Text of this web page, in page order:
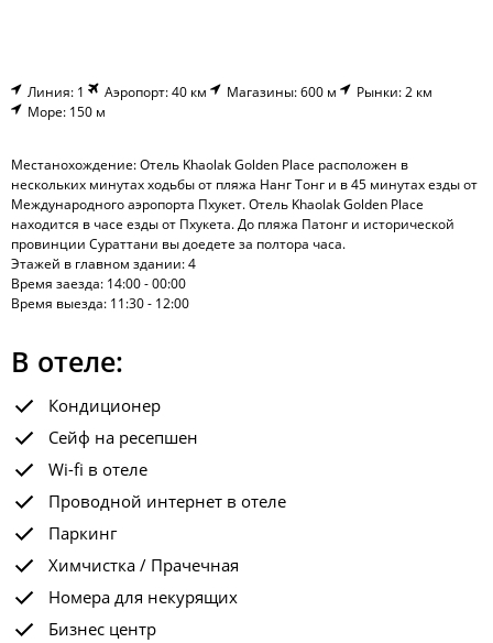
Линия: 1 Аэропорт: 40 км Магазины: 600 м
Рынки: 2 км
Море: 150 м
Местанохождение: Отель Khaolak Golden Place расположен в
нескольких минутах ходьбы от пляжа Нанг Тонг и в 45 минутах езды от
Международного аэропорта Пхукет. Отель Khaolak Golden Place
находится в часе езды от Пхукета. До пляжа Патонг и исторической
провинции Сураттани вы доедете за полтора часа.
Этажей в главном здании: 4
Время заезда: 14:00 - 00:00
Время выезда: 11:30 - 12:00
В отеле:
Кондиционер
Сейф на ресепшен
Wi-fi в отеле
Проводной интернет в отеле
Паркинг
Химчистка / Прачечная
Номера для некурящих
Бизнес центр